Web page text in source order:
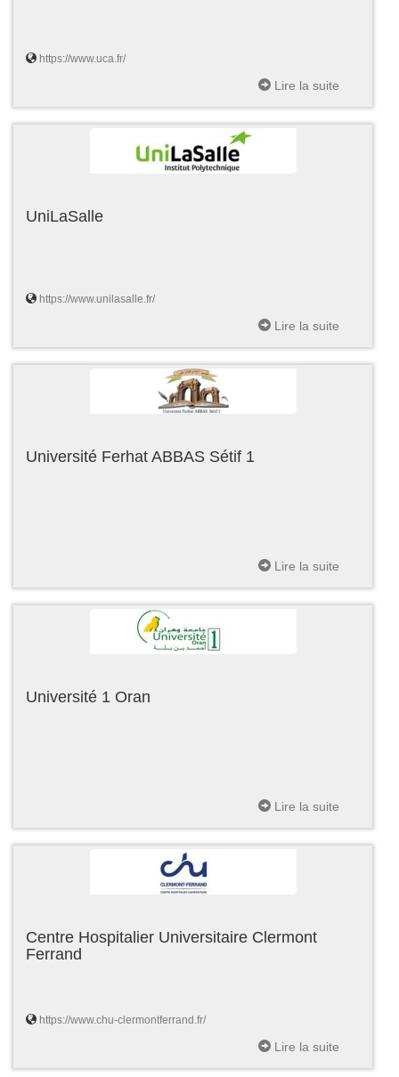
https://www.uca.fr/
Lire la suite
UniLaSalle
https://www.unilasalle.fr/
Lire la suite
Université Ferhat ABBAS Sétif 1
Lire la suite
Université 1 Oran
Lire la suite
Centre Hospitalier Universitaire Clermont
Ferrand
https://www.chu-clermontferrand.fr/
Lire la suite